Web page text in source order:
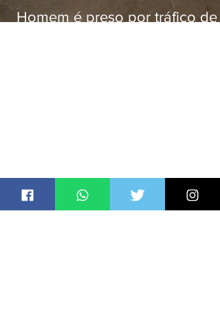
Homem é preso por tráfico de